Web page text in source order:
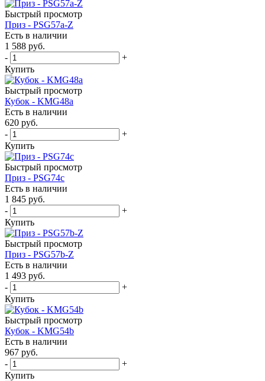
Быстрый просмотр
Приз - PSG57a-Z
Есть в наличии
1 588 руб.
-
+
Купить
Быстрый просмотр
Кубок - KMG48a
Есть в наличии
620 руб.
-
+
Купить
Быстрый просмотр
Приз - PSG74c
Есть в наличии
1 845 руб.
-
+
Купить
Быстрый просмотр
Приз - PSG57b-Z
Есть в наличии
1 493 руб.
-
+
Купить
Быстрый просмотр
Кубок - KMG54b
Есть в наличии
967 руб.
-
+
Купить